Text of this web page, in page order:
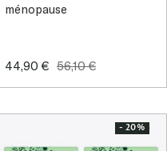
ménopause
Prix
44,90 € Prix
56,10 €
- 20%